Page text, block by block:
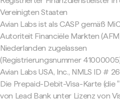
Vereinigten Staaten
Avian Labs ist als CASP gemäß
Autoriteit Financiële Markten
Niederlanden zugelassen
(Registrierungsnummer
Avian Labs USA, Inc., NMLS ID #
Die Prepaid-Debit-Visa-Karte (die
von Lead Bank unter Lizenz von